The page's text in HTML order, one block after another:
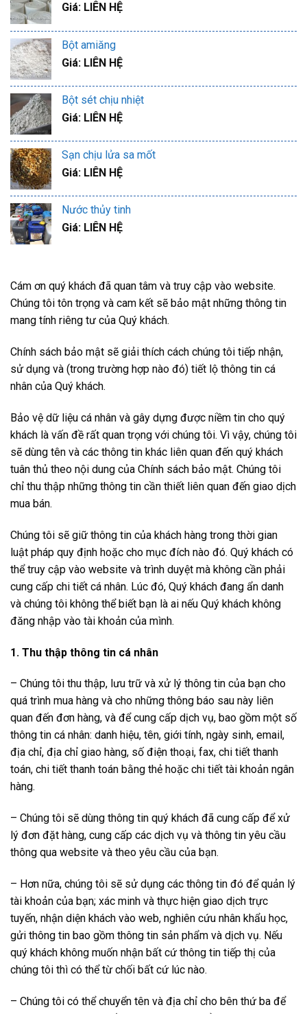
Cám ơn quý khách đã quan tâm và truy cập vào website.
Chúng tôi tôn trọng và cam kết sẽ bảo mật những thông tin
mang tính riêng tư của Quý khách.
Chính sách bảo mật sẽ giải thích cách chúng tôi tiếp nhận,
sử dụng và (trong trường hợp nào đó) tiết lộ thông tin cá
nhân của Quý khách.
Bảo vệ dữ liệu cá nhân và gây dựng được niềm tin cho quý
khách là vấn đề rất quan trọng với chúng tôi. Vì vậy, chúng tôi
sẽ dùng tên và các thông tin khác liên quan đến quý khách
tuân thủ theo nội dung của Chính sách bảo mật. Chúng tôi
chỉ thu thập những thông tin cần thiết liên quan đến giao dịch
mua bán.
Chúng tôi sẽ giữ thông tin của khách hàng trong thời gian
luật pháp quy định hoặc cho mục đích nào đó. Quý khách có
thể truy cập vào website và trình duyệt mà không cần phải
cung cấp chi tiết cá nhân. Lúc đó, Quý khách đang ẩn danh
và chúng tôi không thể biết bạn là ai nếu Quý khách không
đăng nhập vào tài khoản của mình.
1. Thu thập thông tin cá nhân
– Chúng tôi thu thập, lưu trữ và xử lý thông tin của bạn cho
quá trình mua hàng và cho những thông báo sau này liên
quan đến đơn hàng, và để cung cấp dịch vụ, bao gồm một số
thông tin cá nhân: danh hiệu, tên, giới tính, ngày sinh, email,
địa chỉ, địa chỉ giao hàng, số điện thoại, fax, chi tiết thanh
toán, chi tiết thanh toán bằng thẻ hoặc chi tiết tài khoản ngân
hàng.
– Chúng tôi sẽ dùng thông tin quý khách đã cung cấp để xử
lý đơn đặt hàng, cung cấp các dịch vụ và thông tin yêu cầu
thông qua website và theo yêu cầu của bạn.
– Hơn nữa, chúng tôi sẽ sử dụng các thông tin đó để quản lý
tài khoản của bạn; xác minh và thực hiện giao dịch trực
tuyến, nhận diện khách vào web, nghiên cứu nhân khẩu học,
gửi thông tin bao gồm thông tin sản phẩm và dịch vụ. Nếu
quý khách không muốn nhận bất cứ thông tin tiếp thị của
chúng tôi thì có thể từ chối bất cứ lúc nào.
– Chúng tôi có thể chuyển tên và địa chỉ cho bên thứ ba để
Giá: LIÊN HỆ
Bột amiăng
Giá: LIÊN HỆ
Bột sét chịu nhiệt
Giá: LIÊN HỆ
Sạn chịu lửa sa mốt
Giá: LIÊN HỆ
Nước thủy tinh
Giá: LIÊN HỆ